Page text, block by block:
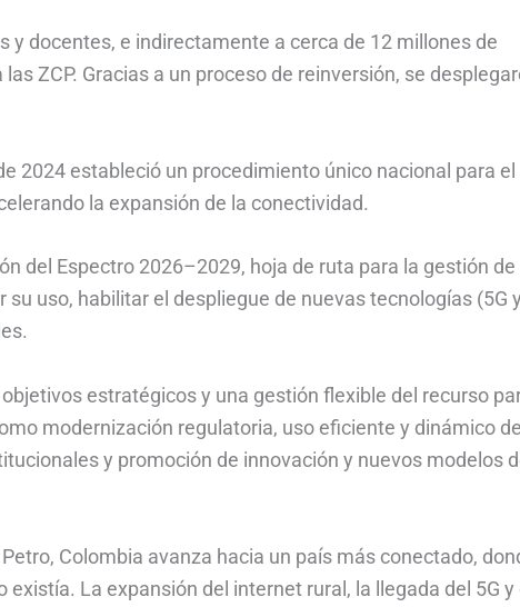
docentes, e indirectamente a cerca de 12 millones de
ZCP. Gracias a un proceso de reinversión, se
2024 estableció un procedimiento único nacional para el
la expansión de la conectividad.
del Espectro 2026–2029, hoja de ruta para la gestión
uso, habilitar el despliegue de nuevas tecnologías (5G
estratégicos y una gestión flexible del recurso
modernización regulatoria, uso eficiente y dinámico
y promoción de innovación y nuevos modelos
Colombia avanza hacia un país más conectado,
La expansión del internet rural, la llegada del 5G y